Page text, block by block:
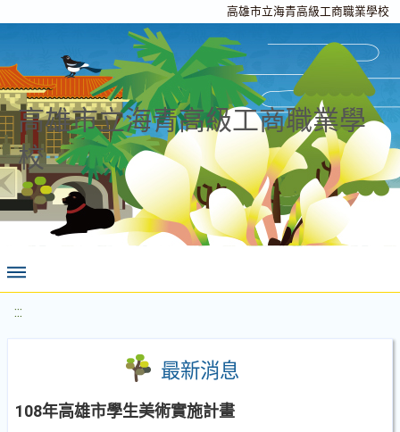
高雄市立海青高級工商職業學校
高雄市立海青高級工商職業學
校
:::
最新消息
108年高雄市學生美術實施計畫